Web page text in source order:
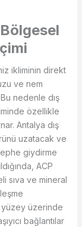
ikliminin direkt
ve nem
nedenle dış
özellikle
Antalya dış
uzatacak ve
giydirme
ACP
sıva ve mineral
yüzey üzerinde
bağlantılar